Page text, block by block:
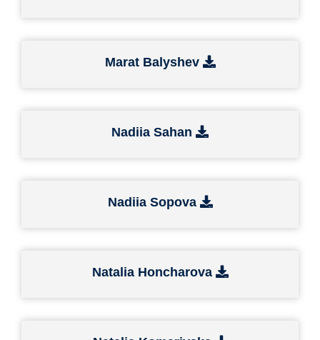
Marat Balyshev
Nadiia Sahan
Nadiia Sopova
Natalia Honcharova